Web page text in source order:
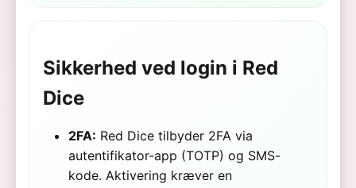
Sikkerhed ved login i Red
Dice
2FA: Red Dice tilbyder 2FA via
autentifikator-app (TOTP) og SMS-
kode. Aktivering kræver en